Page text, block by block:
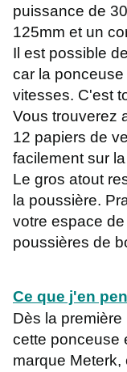
puissance de
125mm et un
Il est possible
car la
vitesses. C'est
Vous trouverez
12 papiers de
facilement sur
Le gros atout
la poussière.
votre espace
poussières de
Ce que j'en
Dès la
cette ponceuse
marque Meterk,